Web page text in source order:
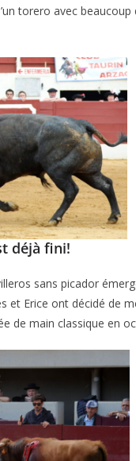
torero avec
déjà fini!
sans picador
et Erice ont décidé de
de main classique en
Istres
18/06/2026